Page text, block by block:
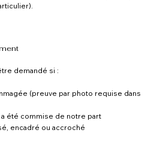
demandé si :
(preuve par photo requise dans
été commise de notre part
encadré ou accroché